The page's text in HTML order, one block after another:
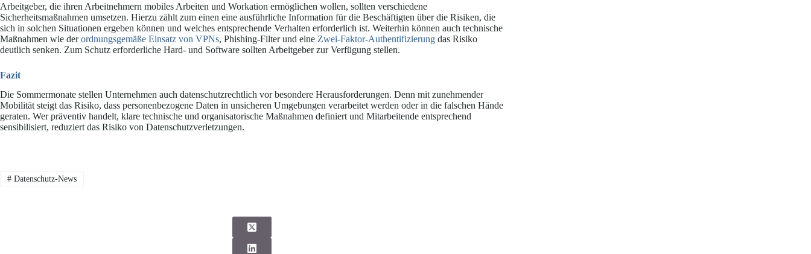
Arbeitgeber, die ihren Arbeitnehmern mobiles Arbeiten und Workation ermöglichen wollen, sollten verschiedene
Sicherheitsmaßnahmen umsetzen. Hierzu zählt zum einen eine ausführliche Information für die Beschäftigten über die Risiken, die
sich in solchen Situationen ergeben können und welches entsprechende Verhalten erforderlich ist. Weiterhin können auch technische
Maßnahmen wie derordnungsgemäße Einsatz von VPNs, Phishing-Filter und eine Zwei-Faktor-Authentifizierung das Risiko
deutlich senken. Zum Schutz erforderliche Hard- und Software sollten Arbeitgeber zur Verfügung stellen.
Fazit
Die Sommermonate stellen Unternehmen auch datenschutzrechtlich vor besondere Herausforderungen. Denn mit zunehmender
Mobilität steigt das Risiko, dass personenbezogene Daten in unsicheren Umgebungen verarbeitet werden oder in die falschen Hände
geraten. Wer präventiv handelt, klare technische und organisatorische Maßnahmen definiert und Mitarbeitende entsprechend
sensibilisiert, reduziert das Risiko von Datenschutzverletzungen.
#Datenschutz-News